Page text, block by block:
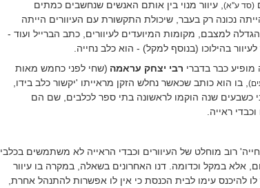
(סד ע''א) , עיוור מנוי בין אותם האנשים שנחשבים כמתים
נכונה רק בעבר, שיכולת התקשורת עם העיוורים הייתה
למצבם, מקומות המיועדים לעיוורים, כתב הברייל ועוד -
בהילוכו (בנוסף למקל) - הוא כלב נחייה.
מופיע כבר בדברי רבי יצחק עראמה (שחי לפני כחמש מאות
, בו הוא כותב שכאשר נחלש הזקן מראייתו 'יקשור כלב בידו,
כשבעים שנה הוקמו לראשונה בתי ספר לכלבים, שם הם
ראייה.
רוב מוחלט של העיוורים וכבדי הראייה לא משתמשים בכלבי
אלא במקל וכדומה. דנו האחרונים בשאלה, במקרה בו עיוור
להיכנס עימו לבית הכנסת כי אין לו אפשרות להתנהל אחרת,